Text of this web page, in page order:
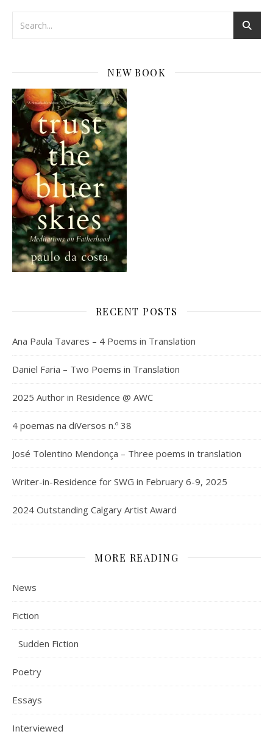
NEW BOOK
RECENT POSTS
Ana Paula Tavares – 4 Poems in Translation
Daniel Faria – Two Poems in Translation
2025 Author in Residence @ AWC
4 poemas na diVersos n.º 38
José Tolentino Mendonça – Three poems in translation
Writer-in-Residence for SWG in February 6-9, 2025
2024 Outstanding Calgary Artist Award
MORE READING
News
Fiction
Sudden Fiction
Poetry
Essays
Interviewed